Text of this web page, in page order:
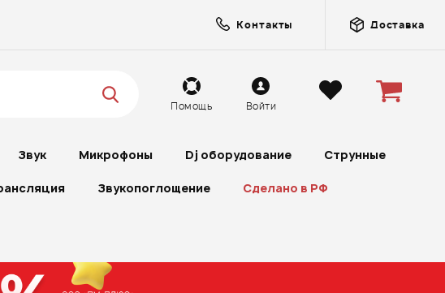
Контакты Доставка
Помощь Войти
Звук Микрофоны Dj оборудование Струнные
Звукопоглощение Сделано в РФ